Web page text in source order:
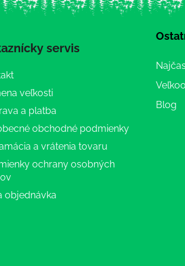
servis
veľkosti
a platba
obchodné podmienky
a vrátenia tovaru
ochrany osobných
objednávka
Blog